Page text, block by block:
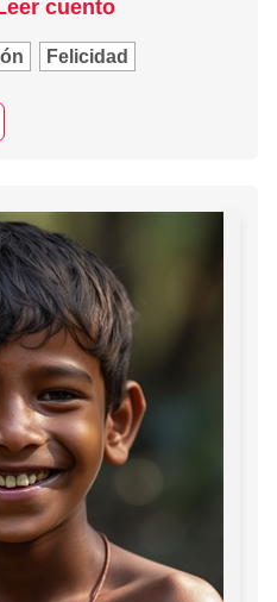
cuento
Felicidad